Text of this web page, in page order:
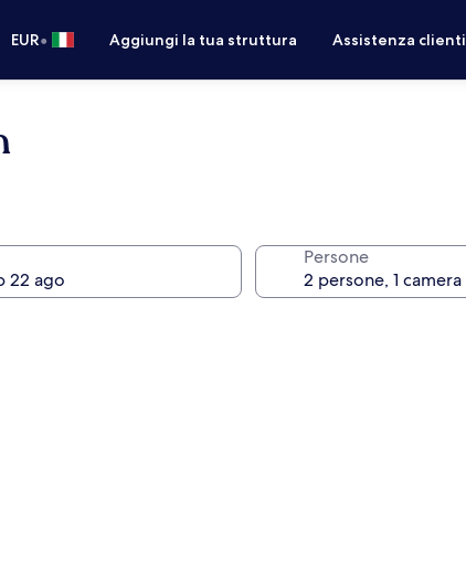
EUR• Aggiungi la tua struttura Assistenza clienti
Persone